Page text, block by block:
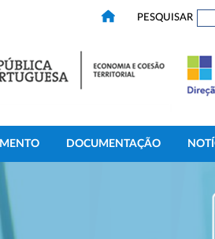
PESQUISAR
DOCUMENTAÇÃO